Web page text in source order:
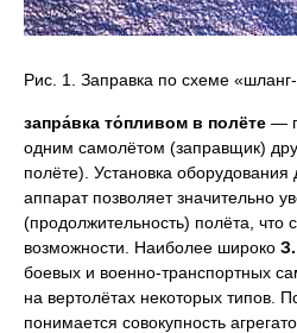
Рис. 1. Заправка по схеме «шланг-
запра́вка то́пливом в полёте —
одним самолётом (заправщик)
полёте). Установка оборудования
аппарат позволяет значительно
(продолжительность) полёта, что
возможности. Наиболее широко
боевых и военно-транспортных
на вертолётах некоторых типов.
понимается совокупность